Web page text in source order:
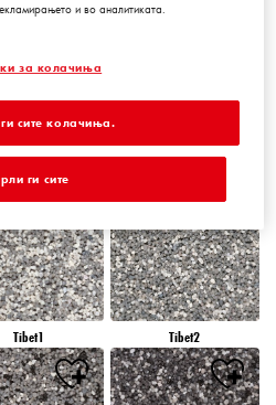
Sierra3 Sierra4
Tibet1 Tibet2
и во аналитиката.
за колачиња
ги сите
сите колачиња.